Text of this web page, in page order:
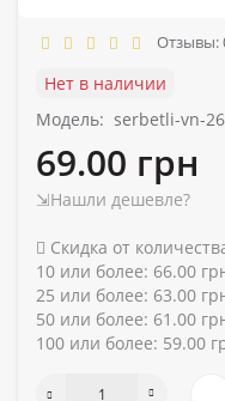
Отзывы:
Нет в наличии
Модель: serbetli-vn-26
69.00 грн
⇲Нашли дешевле?
Скидка от
10 или более: 66.00
25 или более: 63.00
50 или более: 61.00
100 или более: 59.00